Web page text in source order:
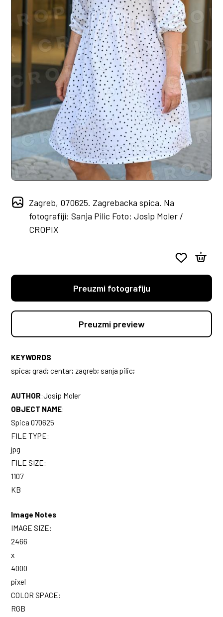
Zagreb, 070625. Zagrebacka spica. Na
fotografiji: Sanja Pilic Foto: Josip Moler /
CROPIX
Preuzmi fotografiju
Preuzmi preview
KEYWORDS
spica; grad; centar; zagreb; sanja pilic;
AUTHOR:Josip Moler
OBJECT NAME:
Spica 070625
FILE TYPE:
jpg
FILE SIZE:
1107
KB
Image Notes
IMAGE SIZE:
2466
x
4000
pixel
COLOR SPACE:
RGB